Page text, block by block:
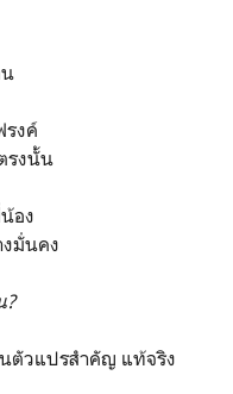
งค์
รงนั้น
อง
มั่นคง
?
ตัวแปรสำคัญ แท้จริง